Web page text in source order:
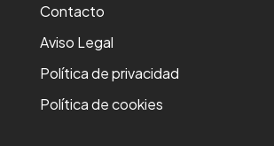
Contacto
Aviso Legal
Política de privacidad
Política de cookies